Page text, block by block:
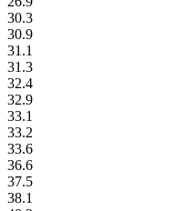
30.3
30.9
31.1
31.3
32.4
32.9
33.1
33.2
33.6
36.6
37.5
38.1